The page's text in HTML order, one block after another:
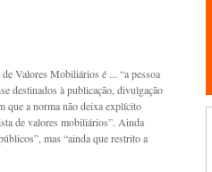
Valores Mobiliários é ... “a pessoa
destinados à publicação, divulgação
que a norma não deixa explícito
de valores mobiliários”. Ainda
mas “ainda que restrito a